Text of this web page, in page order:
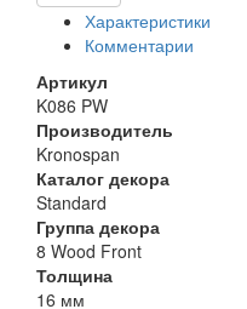
Характеристики
Комментарии
Артикул
K086 PW
Производитель
Kronospan
Каталог декора
Standard
Группа декора
8 Wood Front
Толщина
16 мм